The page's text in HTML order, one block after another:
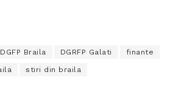
DGFP Braila DGRFP Galati finante
stiri din braila